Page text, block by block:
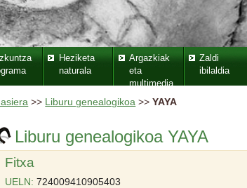
Heziketa
naturala
Argazkiak
eta
multimedia
Zaldi
ibilaldia
>> Liburu genealogikoa >>YAYA
Liburu genealogikoa YAYA
Fitxa
UELN: 724009410905403